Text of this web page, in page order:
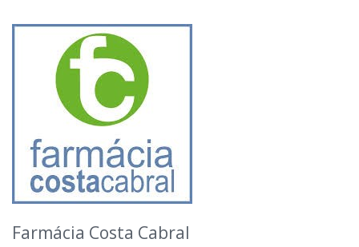
Farmácia Costa Cabral